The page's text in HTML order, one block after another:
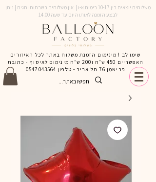
משלוחים יוצאים בין 10-17 בימים א-ו | אין משלוחים בשבתות וחגים | ניתן
לבצע הזמנה לאותו היום עד שעה 14:00
שימו לב ! מינימום הזמנת משלוח באתר לכל האיזורים
האפשריים 450 ש״ח ו200 ש״ח מינימום לאיסוף - כתובת
פרישמן 76 תל אביב - טלפון
0547043564